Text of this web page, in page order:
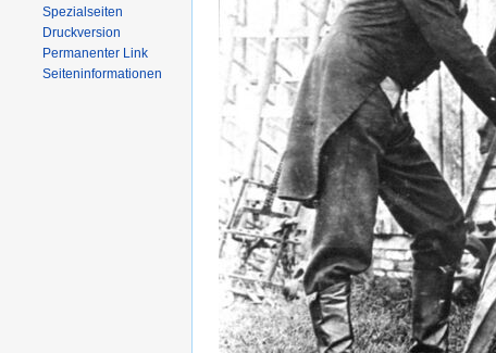
Spezialseiten
Druckversion
Permanenter Link
Seiten­informationen